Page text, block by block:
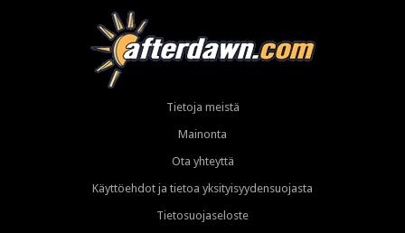
Tietoja meistä
Mainonta
Ota yhteyttä
Käyttöehdot ja tietoa yksityisyydensuojasta
Tietosuojaseloste